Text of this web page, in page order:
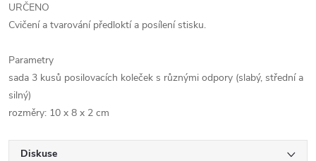
URČENO
Cvičení a tvarování předloktí a posílení stisku.
Parametry
sada 3 kusů posilovacích koleček s různými odpory (slabý, střední a
silný)
rozměry: 10 x 8 x 2 cm
Diskuse